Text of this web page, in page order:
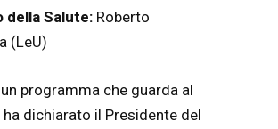
della Salute: Roberto
(LeU)
programma che guarda al
dichiarato il Presidente del